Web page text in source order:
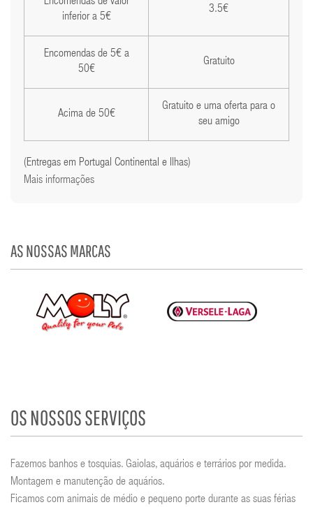
Encomendas de valor
inferior a 5€
3.5€
Encomendas de 5€ a
50€
Gratuito
Acima de 50€
Gratuito e uma oferta para o
seu amigo
(Entregas em Portugal Continental e Ilhas)
Mais informações
AS NOSSAS MARCAS
OS NOSSOS SERVIÇOS
Fazemos banhos e tosquias. Gaiolas, aquários e terrários por medida.
Montagem e manutenção de aquários.
Ficamos com animais de médio e pequeno porte durante as suas férias